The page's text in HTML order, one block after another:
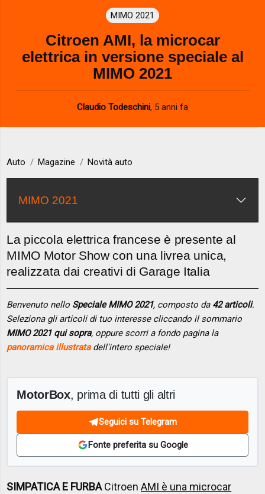
MIMO 2021
Citroen AMI, la microcar
elettrica in versione speciale al
MIMO 2021
Claudio Todeschini, 5 anni fa
Auto Magazine Novità auto
MIMO 2021
La piccola elettrica francese è presente al
MIMO Motor Show con una livrea unica,
realizzata dai creativi di Garage Italia
Benvenuto nello Speciale MIMO 2021, composto da 42 articoli.
Seleziona gli articoli di tuo interesse cliccando il sommario
MIMO 2021 qui sopra, oppure scorri a fondo pagina la
panoramica illustratadell'intero speciale!
MotorBox, prima di tutti gli altri
Seguici su Telegram
Fonte preferita su Google
SIMPATICA E FURBACitroenAMI è una microcar